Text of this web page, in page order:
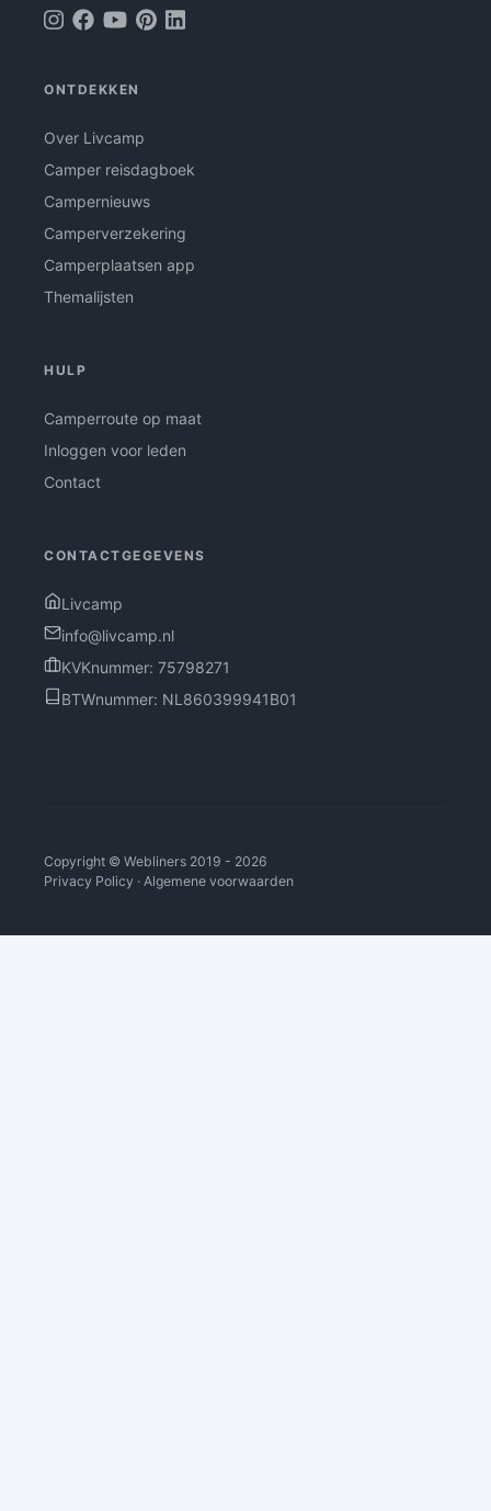
ONTDEKKEN
Over Livcamp
Camper reisdagboek
Campernieuws
Camperverzekering
Camperplaatsen app
Themalijsten
HULP
Camperroute op maat
Inloggen voor leden
Contact
CONTACTGEGEVENS
Livcamp
info@livcamp.nl
KVKnummer: 75798271
BTWnummer: NL860399941B01
Copyright © Webliners 2019 - 2026
Privacy Policy · Algemene voorwaarden